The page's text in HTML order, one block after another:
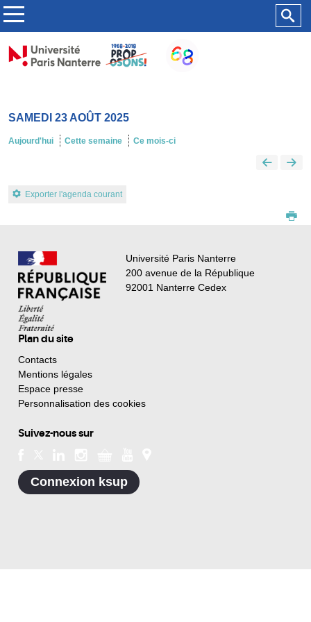
SAMEDI 23 AOÛT 2025
Aujourd'hui Cette semaine Ce mois-ci
Exporter l'agenda courant
Université Paris Nanterre
200 avenue de la République
92001 Nanterre Cedex
Plan du site
Contacts
Mentions légales
Espace presse
Personnalisation des cookies
Suivez-nous sur
Connexion ksup